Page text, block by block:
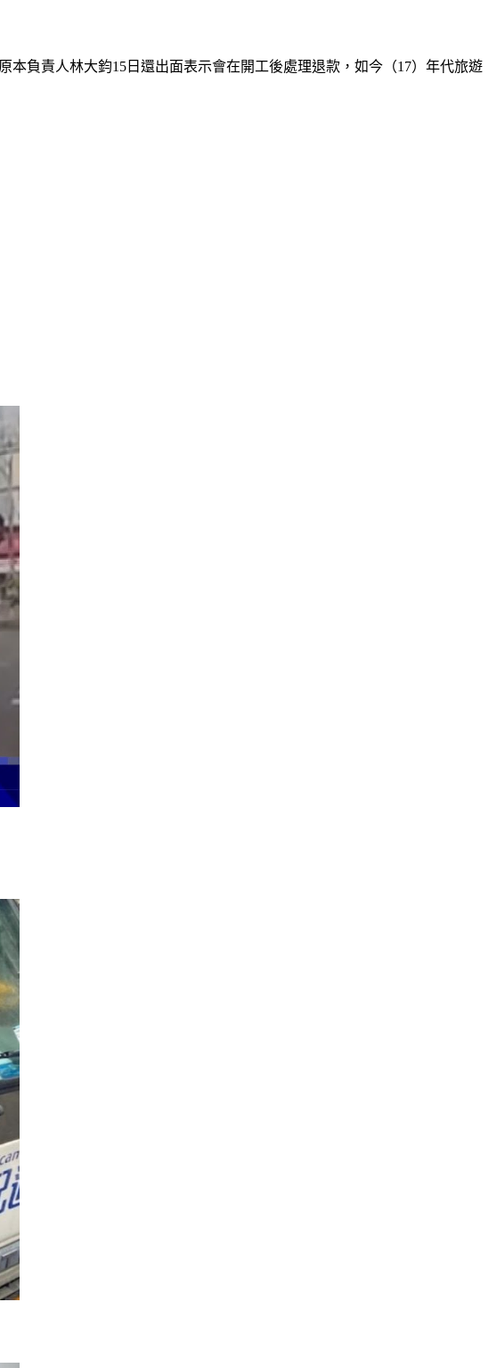
負責人林大鈞15日還出面表示會在開工後處理退款，如今（17）年代旅遊